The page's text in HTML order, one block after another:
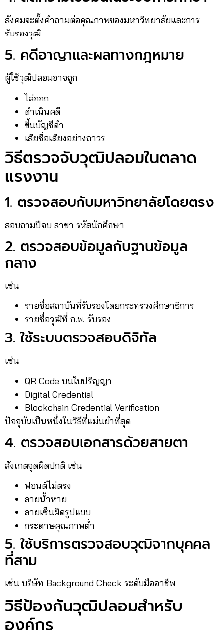
สังคมจะตั้งคำถามต่อคุณภาพของมหาวิทยาลัยและการ
รับรองวุฒิ
5. คดีอาญาและผลทางกฎหมาย
ผู้ใช้วุฒิปลอมอาจถูก
ไล่ออก
ดำเนินคดี
ขึ้นบัญชีดำ
เสียชื่อเสียงอย่างถาวร
วิธีตรวจจับวุฒิปลอมในตลาด
แรงงาน
1. ตรวจสอบกับมหาวิทยาลัยโดยตรง
สอบถามปีจบ สาขา รหัสนักศึกษา
2. ตรวจสอบข้อมูลกับฐานข้อมูล
กลาง
เช่น
รายชื่อสถาบันที่รับรองโดยกระทรวงศึกษาธิการ
รายชื่อวุฒิที่ ก.พ. รับรอง
3. ใช้ระบบตรวจสอบดิจิทัล
เช่น
QR Code บนใบปริญญา
Digital Credential
Blockchain Credential Verification
ปัจจุบันเป็นหนึ่งในวิธีที่แม่นยำที่สุด
4. ตรวจสอบเอกสารด้วยสายตา
สังเกตจุดผิดปกติ เช่น
ฟอนต์ไม่ตรง
ลายน้ำหาย
ลายเซ็นผิดรูปแบบ
กระดาษคุณภาพต่ำ
5. ใช้บริการตรวจสอบวุฒิจากบุคคล
ที่สาม
เช่น บริษัท Background Check ระดับมืออาชีพ
วิธีป้องกันวุฒิปลอมสำหรับ
องค์กร